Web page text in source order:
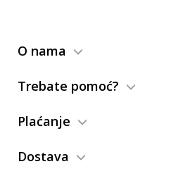
O nama
Trebate pomoć?
Plaćanje
Dostava